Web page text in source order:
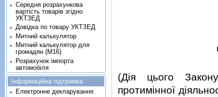
(Дiя цього
протимiнної
Середня розрахункова
вартість товарів згідно
УКТЗЕД
Довідка по товару УКТЗЕД
Митний калькулятор
Митний калькулятор для
громадян (М16)
Розрахунок імпорта
автомобіля
Інформаційна підтримка
Електронне декларування